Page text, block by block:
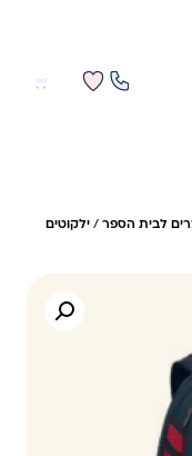
לבית הספר / ילקוטים